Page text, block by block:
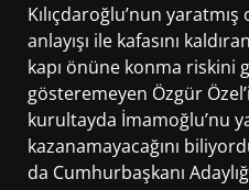
Kılıçdaroğlu’nun
anlayışı ile kafasını
kapı önüne konma riskini
gösteremeyen Özgür
kurultayda İmamoğlu’nu
kazanamayacağını
da Cumhurbaşkanı